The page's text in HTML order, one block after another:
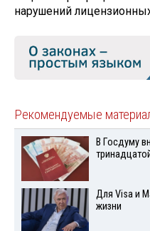
нарушений
Рекомендуемые
В Госдуму
Для Visа и
жизни